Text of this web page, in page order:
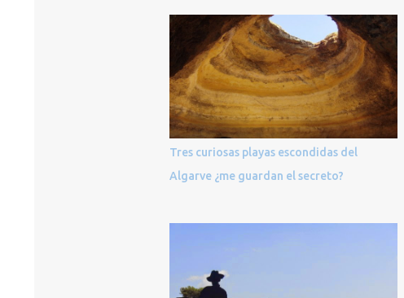
Tres curiosas playas escondidas del
Algarve ¿me guardan el secreto?